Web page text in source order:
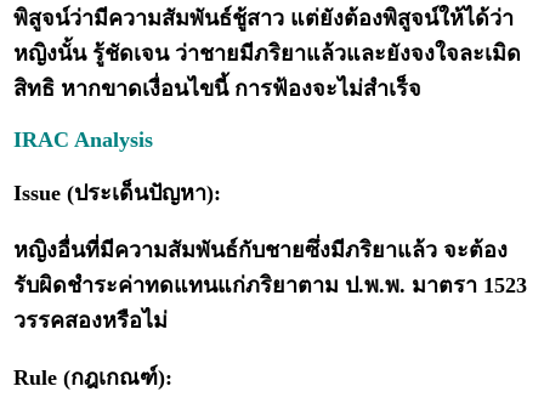
พิสูจน์ว่ามีความสัมพันธ์ชู้สาว แต่ยังต้องพิสูจน์ให้ได้ว่า
หญิงนั้น รู้ชัดเจน ว่าชายมีภริยาแล้วและยังจงใจละเมิด
สิทธิ หากขาดเงื่อนไขนี้ การฟ้องจะไม่สำเร็จ
IRAC Analysis
Issue (ประเด็นปัญหา):
หญิงอื่นที่มีความสัมพันธ์กับชายซึ่งมีภริยาแล้ว จะต้อง
รับผิดชำระค่าทดแทนแก่ภริยาตาม ป.พ.พ. มาตรา 1523
วรรคสองหรือไม่
Rule (กฎเกณฑ์):